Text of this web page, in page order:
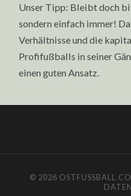
Unser Tipp: Bleibt doch
sondern einfach immer!
Verhältnisse und die
Profifußballs in seiner
einen guten Ansatz.
© 2026